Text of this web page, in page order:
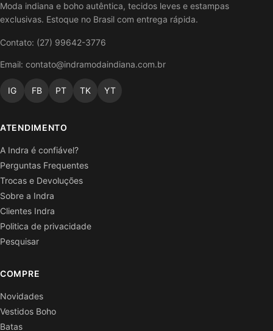
Moda indiana e boho autêntica, tecidos leves e estampas
exclusivas. Estoque no Brasil com entrega rápida.
Contato: (27) 99642-3776
Email: contato@indramodaindiana.com.br
IG FB PT TK YT
ATENDIMENTO
A Indra é confiável?
Perguntas Frequentes
Trocas e Devoluções
Sobre a Indra
Clientes Indra
Politica de privacidade
Pesquisar
COMPRE
Novidades
Vestidos Boho
Batas